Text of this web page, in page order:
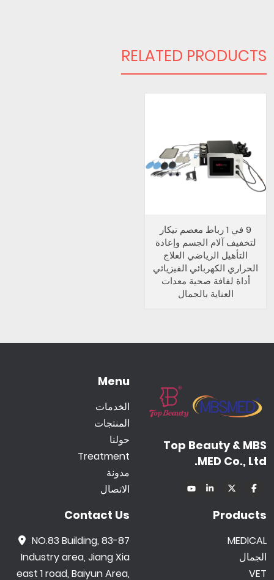
RELATED PRODUCTS
9 في 1 رباط معصم تيكار
لتخفيف آلام الجسم وإعادة
التأهيل الرياضي العلاج
الحراري الكهربائي الفيزيائي
أداة لفافة صحية معدات
العناية بالجمال
Top Beauty & MBS
MED Co., Ltd.
Menu
الخدمات
المنتجات
حولنا
Treatment
مدونة
الاتصال
Products
MEDICAL
الجمال
VET
Contact Us
NO.83 Building, 83-87
Industry area, Jiang Xia
east 1 road, Baiyun Area,